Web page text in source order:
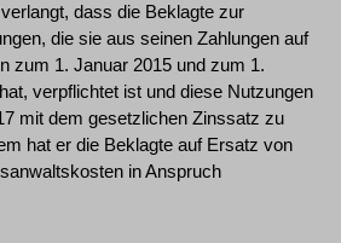
dass die Beklagte zur
die sie aus seinen Zahlungen auf
zum 1. Januar 2015 und zum 1.
verpflichtet ist und diese Nutzungen
mit dem gesetzlichen Zinssatz zu
hat er die Beklagte auf Ersatz von
in Anspruch